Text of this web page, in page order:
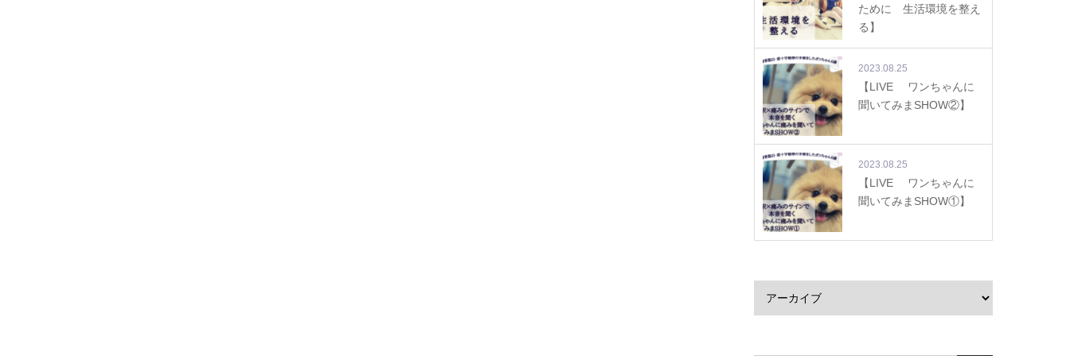
ために 生活環境を整え
る】
2023.08.25
【LIVE ワンちゃんに
聞いてみまSHOW②】
2023.08.25
【LIVE ワンちゃんに
聞いてみまSHOW①】